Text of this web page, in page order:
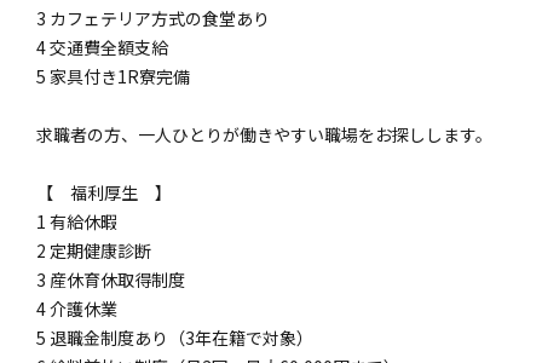
3 カフェテリア方式の食堂あり
4 交通費全額支給
5 家具付き1R寮完備
求職者の方、一人ひとりが働きやすい職場をお探しします。
【 福利厚生 】
1 有給休暇
2 定期健康診断
3 産休育休取得制度
4 介護休業
5 退職金制度あり（3年在籍で対象）